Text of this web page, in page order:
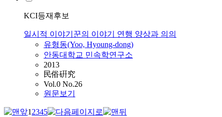
KCI등재후보
일시적 이야기꾼의 이야기 연행 양상과 의의
유형동(Yoo, Hyoung-dong)
안동대학교 민속학연구소
2013
民俗硏究
Vol.0 No.26
원문보기
12345